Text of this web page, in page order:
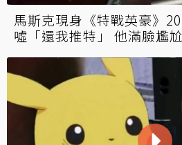
馬斯克現身《特戰英豪》
噓「還我推特」 他滿臉尷尬